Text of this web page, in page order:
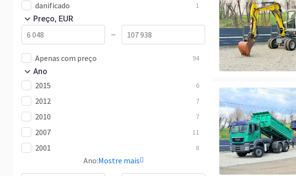
danificado 1
Preço, EUR
—
Apenas com preço 94
Ano
2015 6
2012 7
2010 7
2007 11
2001 8
Ano:Mostre mais